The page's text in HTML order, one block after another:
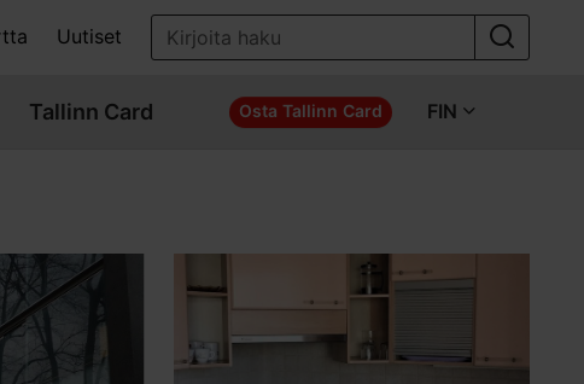
Uutiset
Tallinn Card Osta Tallinn Card FIN